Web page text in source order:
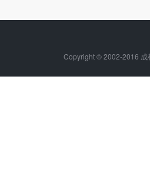
Copyright © 2002-2016